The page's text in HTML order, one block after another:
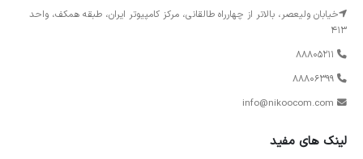
خیابان ولیعصر، بالاتر از چهارراه طالقانی، مرکز کامپیوتر ایران، طبقه همکف، واحد
413
88805211
88806399
info@nikoocom.com
لینک های مفید